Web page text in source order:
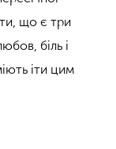
що є три
біль і
іти цим